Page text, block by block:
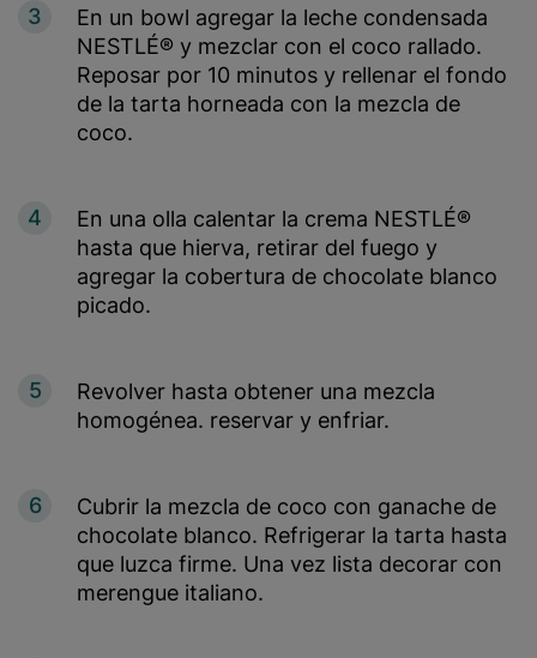
3
En un bowl agregar la leche condensada
NESTLÉ® y mezclar con el coco rallado.
Reposar por 10 minutos y rellenar el fondo
de la tarta horneada con la mezcla de
coco.
4
En una olla calentar la crema NESTLÉ®
hasta que hierva, retirar del fuego y
agregar la cobertura de chocolate blanco
picado.
5
Revolver hasta obtener una mezcla
homogénea. reservar y enfriar.
6
Cubrir la mezcla de coco con ganache de
chocolate blanco. Refrigerar la tarta hasta
que luzca firme. Una vez lista decorar con
merengue italiano.